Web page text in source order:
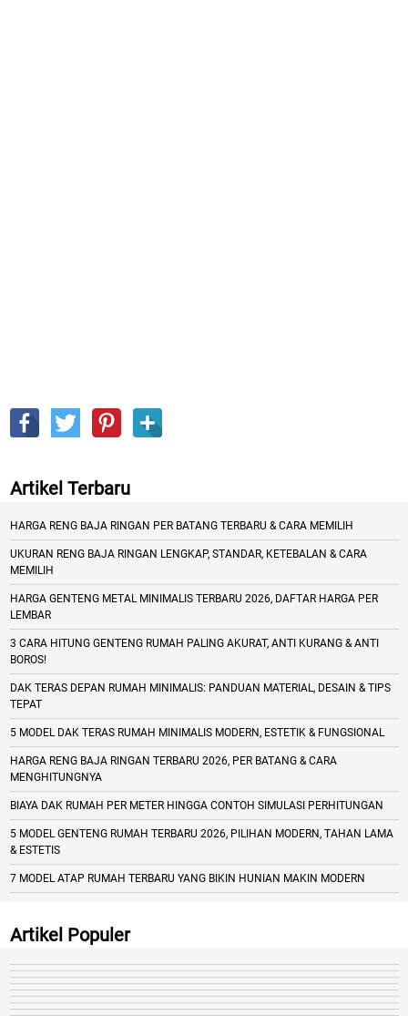
Artikel Terbaru
HARGA RENG BAJA RINGAN PER BATANG TERBARU & CARA MEMILIH
UKURAN RENG BAJA RINGAN LENGKAP, STANDAR, KETEBALAN & CARA
MEMILIH
HARGA GENTENG METAL MINIMALIS TERBARU 2026, DAFTAR HARGA PER
LEMBAR
3 CARA HITUNG GENTENG RUMAH PALING AKURAT, ANTI KURANG & ANTI
BOROS!
DAK TERAS DEPAN RUMAH MINIMALIS: PANDUAN MATERIAL, DESAIN & TIPS
TEPAT
5 MODEL DAK TERAS RUMAH MINIMALIS MODERN, ESTETIK & FUNGSIONAL
HARGA RENG BAJA RINGAN TERBARU 2026, PER BATANG & CARA
MENGHITUNGNYA
BIAYA DAK RUMAH PER METER HINGGA CONTOH SIMULASI PERHITUNGAN
5 MODEL GENTENG RUMAH TERBARU 2026, PILIHAN MODERN, TAHAN LAMA
& ESTETIS
7 MODEL ATAP RUMAH TERBARU YANG BIKIN HUNIAN MAKIN MODERN
Artikel Populer